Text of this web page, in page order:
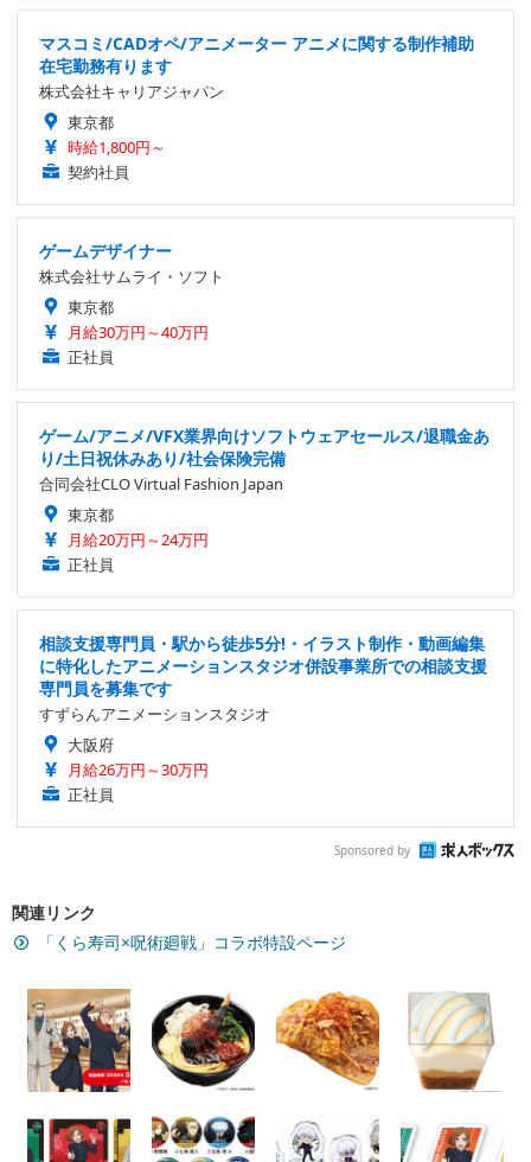
マスコミ/CADオペ/アニメーター アニメに関する制作補助
在宅勤務有ります
株式会社キャリアジャパン
東京都
時給1,800円～
契約社員
ゲームデザイナー
株式会社サムライ・ソフト
東京都
月給30万円～40万円
正社員
ゲーム/アニメ/VFX業界向けソフトウェアセールス/退職金あ
り/土日祝休みあり/社会保険完備
合同会社CLO Virtual Fashion Japan
東京都
月給20万円～24万円
正社員
相談支援専門員・駅から徒歩5分!・イラスト制作・動画編集
に特化したアニメーションスタジオ併設事業所での相談支援
専門員を募集です
すずらんアニメーションスタジオ
大阪府
月給26万円～30万円
正社員
Sponsored by
関連リンク
「くら寿司×呪術廻戦」コラボ特設ページ